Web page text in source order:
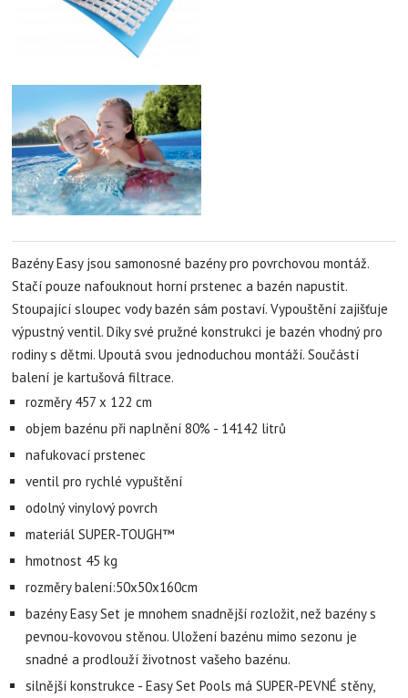
Bazény Easy jsou samonosné bazény pro povrchovou montáž.
Stačí pouze nafouknout horní prstenec a bazén napustit.
Stoupající sloupec vody bazén sám postaví. Vypouštění zajišťuje
výpustný ventil. Díky své pružné konstrukci je bazén vhodný pro
rodiny s dětmi. Upoutá svou jednoduchou montáží. Součástí
balení je kartušová filtrace.
rozměry 457 x 122 cm
objem bazénu při naplnění 80% - 14142 litrů
nafukovací prstenec
ventil pro rychlé vypuštění
odolný vinylový povrch
materiálSUPER-TOUGH™
hmotnost 45 kg
rozměry balení:50x50x160cm
bazény Easy Set je mnohem snadnější rozložit, než bazény s
pevnou-kovovou stěnou. Uložení bazénu mimo sezonu je
snadné a prodlouží životnost vašeho bazénu.
silnější konstrukce - Easy Set Pools má SUPER-PEVNÉ stěny,